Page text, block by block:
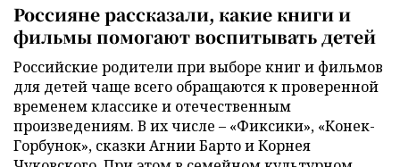
Россияне рассказали, какие книги и
фильмы помогают воспитывать детей
Российские родители при выборе книг и фильмов
для детей чаще всего обращаются к проверенной
временем классике и отечественным
произведениям. В их числе – «Фиксики», «Конек-
Горбунок», сказки Агнии Барто и Корнея